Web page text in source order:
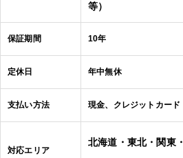
等）
保証期間 10年
定休日 年中無休
支払い方法 現金、クレジットカード
対応エリア
北海道・東北・関東